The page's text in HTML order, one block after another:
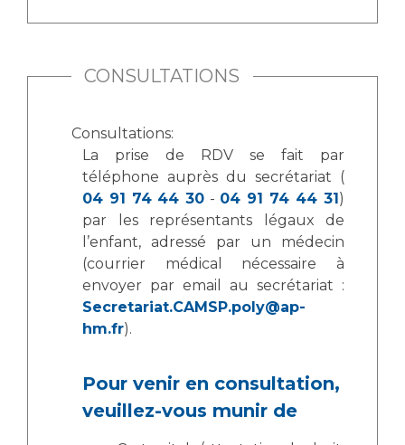
Médecine nucléaire
Maladies rares
Maternité Hôpital Nord
Vos représentants
Les Comités Locaux des Usagers
Le projet des usagers
Anatomie et Cytologie Pathologiques
Centres de référence Maladies Rares
Presse / Multimédia
Communiqués de presse
Dossiers de presse
Médiathèque
Fournisseurs
Rôles et missions
Liste des marchés conclus
CONSULTATIONS
Consultations:
La prise de RDV se fait par
téléphone auprès du secrétariat (
04 91 74 44 30 - 04 91 74 44 31)
par les représentants légaux de
l’enfant, adressé par un médecin
(courrier médical nécessaire à
envoyer par email au secrétariat :
Secretariat.CAMSP.poly@ap-
hm.fr).
Pour venir en consultation,
veuillez-vous munir de